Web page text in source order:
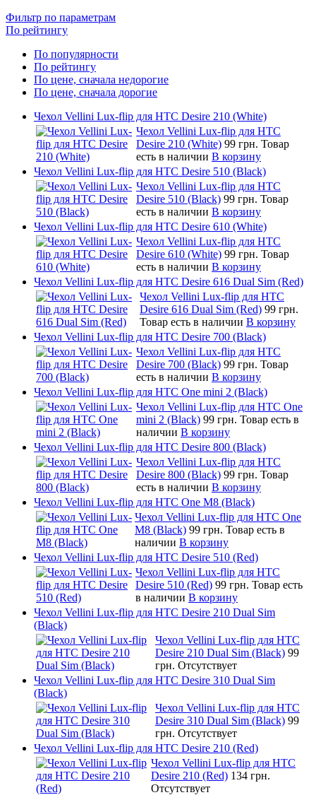
Фильтр по параметрам
По рейтингу
По популярности
По рейтингу
По цене, сначала недорогие
По цене, сначала дорогие
Чехол Vellini Lux-flip для HTC Desire 210 (White)
Чехол Vellini Lux-flip для HTC
Desire 210 (White) 99 грн. Товар
есть в наличии В корзину
Чехол Vellini Lux-flip для HTC Desire 510 (Black)
Чехол Vellini Lux-flip для HTC
Desire 510 (Black) 99 грн. Товар
есть в наличии В корзину
Чехол Vellini Lux-flip для HTC Desire 610 (White)
Чехол Vellini Lux-flip для HTC
Desire 610 (White) 99 грн. Товар
есть в наличии В корзину
Чехол Vellini Lux-flip для HTC Desire 616 Dual Sim (Red)
Чехол Vellini Lux-flip для HTC
Desire 616 Dual Sim (Red) 99 грн.
Товар есть в наличии В корзину
Чехол Vellini Lux-flip для HTC Desire 700 (Black)
Чехол Vellini Lux-flip для HTC
Desire 700 (Black) 99 грн. Товар
есть в наличии В корзину
Чехол Vellini Lux-flip для HTC One mini 2 (Black)
Чехол Vellini Lux-flip для HTC One
mini 2 (Black) 99 грн. Товар есть в
наличии В корзину
Чехол Vellini Lux-flip для HTC Desire 800 (Black)
Чехол Vellini Lux-flip для HTC
Desire 800 (Black) 99 грн. Товар
есть в наличии В корзину
Чехол Vellini Lux-flip для HTC One M8 (Black)
Чехол Vellini Lux-flip для HTC One
M8 (Black) 99 грн. Товар есть в
наличии В корзину
Чехол Vellini Lux-flip для HTC Desire 510 (Red)
Чехол Vellini Lux-flip для HTC
Desire 510 (Red) 99 грн. Товар есть
в наличии В корзину
Чехол Vellini Lux-flip для HTC Desire 210 Dual Sim
(Black)
Чехол Vellini Lux-flip для HTC
Desire 210 Dual Sim (Black) 99
грн. Отсутствует
Чехол Vellini Lux-flip для HTC Desire 310 Dual Sim
(Black)
Чехол Vellini Lux-flip для HTC
Desire 310 Dual Sim (Black) 99
грн. Отсутствует
Чехол Vellini Lux-flip для HTC Desire 210 (Red)
Чехол Vellini Lux-flip для HTC
Desire 210 (Red) 134 грн.
Отсутствует